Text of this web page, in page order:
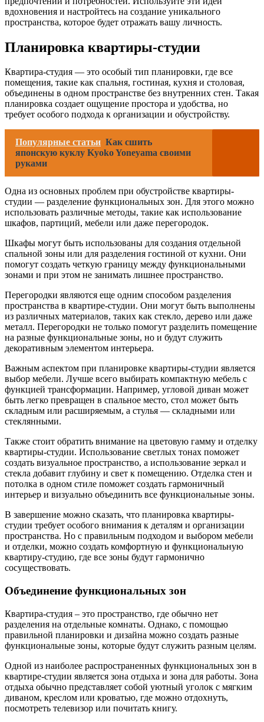
вдохновения и настройтесь на создание уникального
пространства, которое будет отражать вашу личность.
Планировка квартиры-студии
Квартира-студия — это особый тип планировки, где все
помещения, такие как спальня, гостиная, кухня и столовая,
объединены в одном пространстве без внутренних стен. Такая
планировка создает ощущение простора и удобства, но
требует особого подхода к организации и обустройству.
Популярные статьи Как сшить
японскую куклу Kyoko Yoneyama своими
руками
Одна из основных проблем при обустройстве квартиры-
студии — разделение функциональных зон. Для этого можно
использовать различные методы, такие как использование
шкафов, партиций, мебели или даже перегородок.
Шкафы могут быть использованы для создания отдельной
спальной зоны или для разделения гостиной от кухни. Они
помогут создать четкую границу между функциональными
зонами и при этом не занимать лишнее пространство.
Перегородки являются еще одним способом разделения
пространства в квартире-студии. Они могут быть выполнены
из различных материалов, таких как стекло, дерево или даже
металл. Перегородки не только помогут разделить помещение
на разные функциональные зоны, но и будут служить
декоративным элементом интерьера.
Важным аспектом при планировке квартиры-студии является
выбор мебели. Лучше всего выбирать компактную мебель с
функцией трансформации. Например, угловой диван может
быть легко превращен в спальное место, стол может быть
складным или расширяемым, а стулья — складными или
стеклянными.
Также стоит обратить внимание на цветовую гамму и отделку
квартиры-студии. Использование светлых тонах поможет
создать визуальное пространство, а использование зеркал и
стекла добавит глубину и свет к помещению. Отделка стен и
потолка в одном стиле поможет создать гармоничный
интерьер и визуально объединить все функциональные зоны.
В завершение можно сказать, что планировка квартиры-
студии требует особого внимания к деталям и организации
пространства. Но с правильным подходом и выбором мебели
и отделки, можно создать комфортную и функциональную
квартиру-студию, где все зоны будут гармонично
сосуществовать.
Объединение функциональных зон
Квартира-студия – это пространство, где обычно нет
разделения на отдельные комнаты. Однако, с помощью
правильной планировки и дизайна можно создать разные
функциональные зоны, которые будут служить разным целям.
Одной из наиболее распространенных функциональных зон в
квартире-студии является зона отдыха и зона для работы. Зона
отдыха обычно представляет собой уютный уголок с мягким
диваном, креслом или кроватью, где можно отдохнуть,
посмотреть телевизор или почитать книгу.